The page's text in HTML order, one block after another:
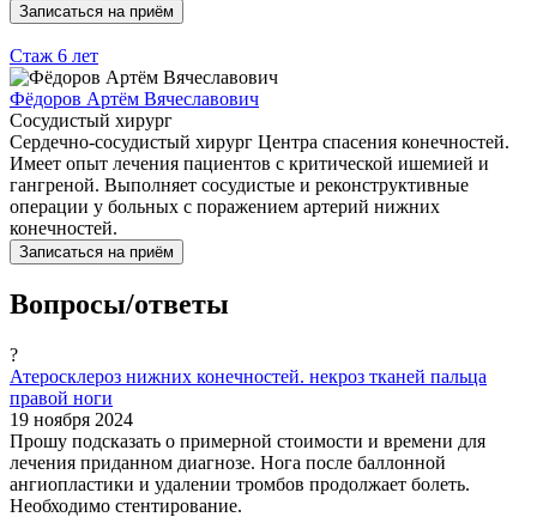
Записаться на приём
Стаж 6 лет
Фёдоров Артём Вячеславович
Сосудистый хирург
Сердечно-сосудистый хирург Центра спасения конечностей.
Имеет опыт лечения пациентов с критической ишемией и
гангреной. Выполняет сосудистые и реконструктивные
операции у больных с поражением артерий нижних
конечностей.
Записаться на приём
Вопросы/ответы
?
Атеросклероз нижних конечностей. некроз тканей пальца
правой ноги
19 ноября 2024
Прошу подсказать о примерной стоимости и времени для
лечения приданном диагнозе. Нога после баллонной
ангиопластики и удалении тромбов продолжает болеть.
Необходимо стентирование.